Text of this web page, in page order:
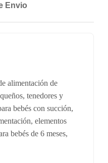
Envio
alimentación de
tenedores y
bebés con succión,
elementos
bebés de 6 meses,